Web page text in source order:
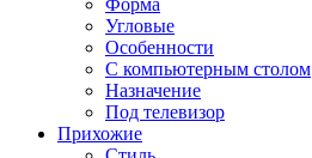
Форма
Угловые
Особенности
С компьютерным столом
Назначение
Под телевизор
Прихожие